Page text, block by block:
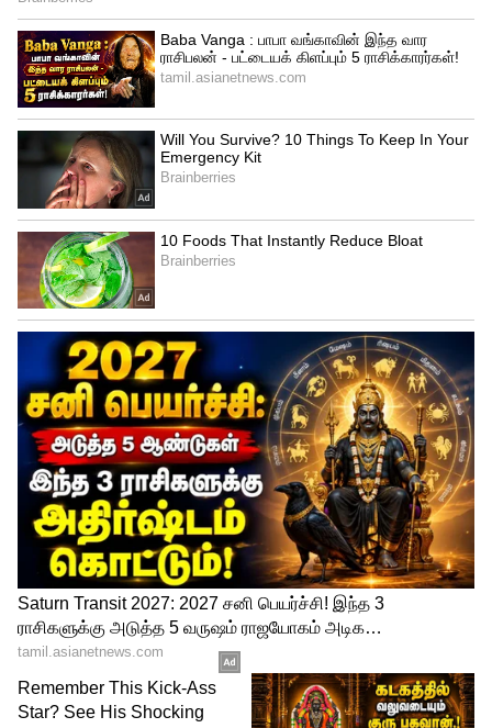
படத்தின் மெகா ஹிட் வெற்றிக்கு வழி
வகுத்தது.
அதேபோல ஹாரிஸ் ஜெயராஜின் துள்ளல்
இசை இந்த திரைப்படத்திற்கு மீதி பலத்தை
சேர்த்தது. உடல் முழுக்க பச்சை
குத்திக்கொண்டு வெகு சில அசைவுகளை
மட்டுமே உடலில் அமைத்து வில்லன்களை
வேட்டையாடும் நாயகனாக மிகச்சிறந்த
நடிப்பை வெளிப்படுத்தி இருந்தார் சூர்யா.
அவருடைய திரைவரலாற்றில் அவருக்கு
மிகப்பெரிய அளவில் பெயரை பெற்று
தனது படங்களில் இதுவும் ஒன்று.
சுமார் 7 கோடி ரூபாய் பட்ஜெட்டில்
எடுக்கப்பட்ட இந்த திரைப்படம் உலக
அளவில் 50 கோடி ரூபாயை தாண்டி
மிகப்பெரிய வசூல் சாதனை படைத்தது.
மேலும் இந்த திரைப்படம் மெகா
ஹிட்டானதை தொடர்ந்து, கடந்த 2008ம்
ஆண்டு இயக்குனர் ஏ.ஆர் முருகதாஸ் இதே
கதையை பாலிவுட்டில் பிரபல நடிகர் அமீர்